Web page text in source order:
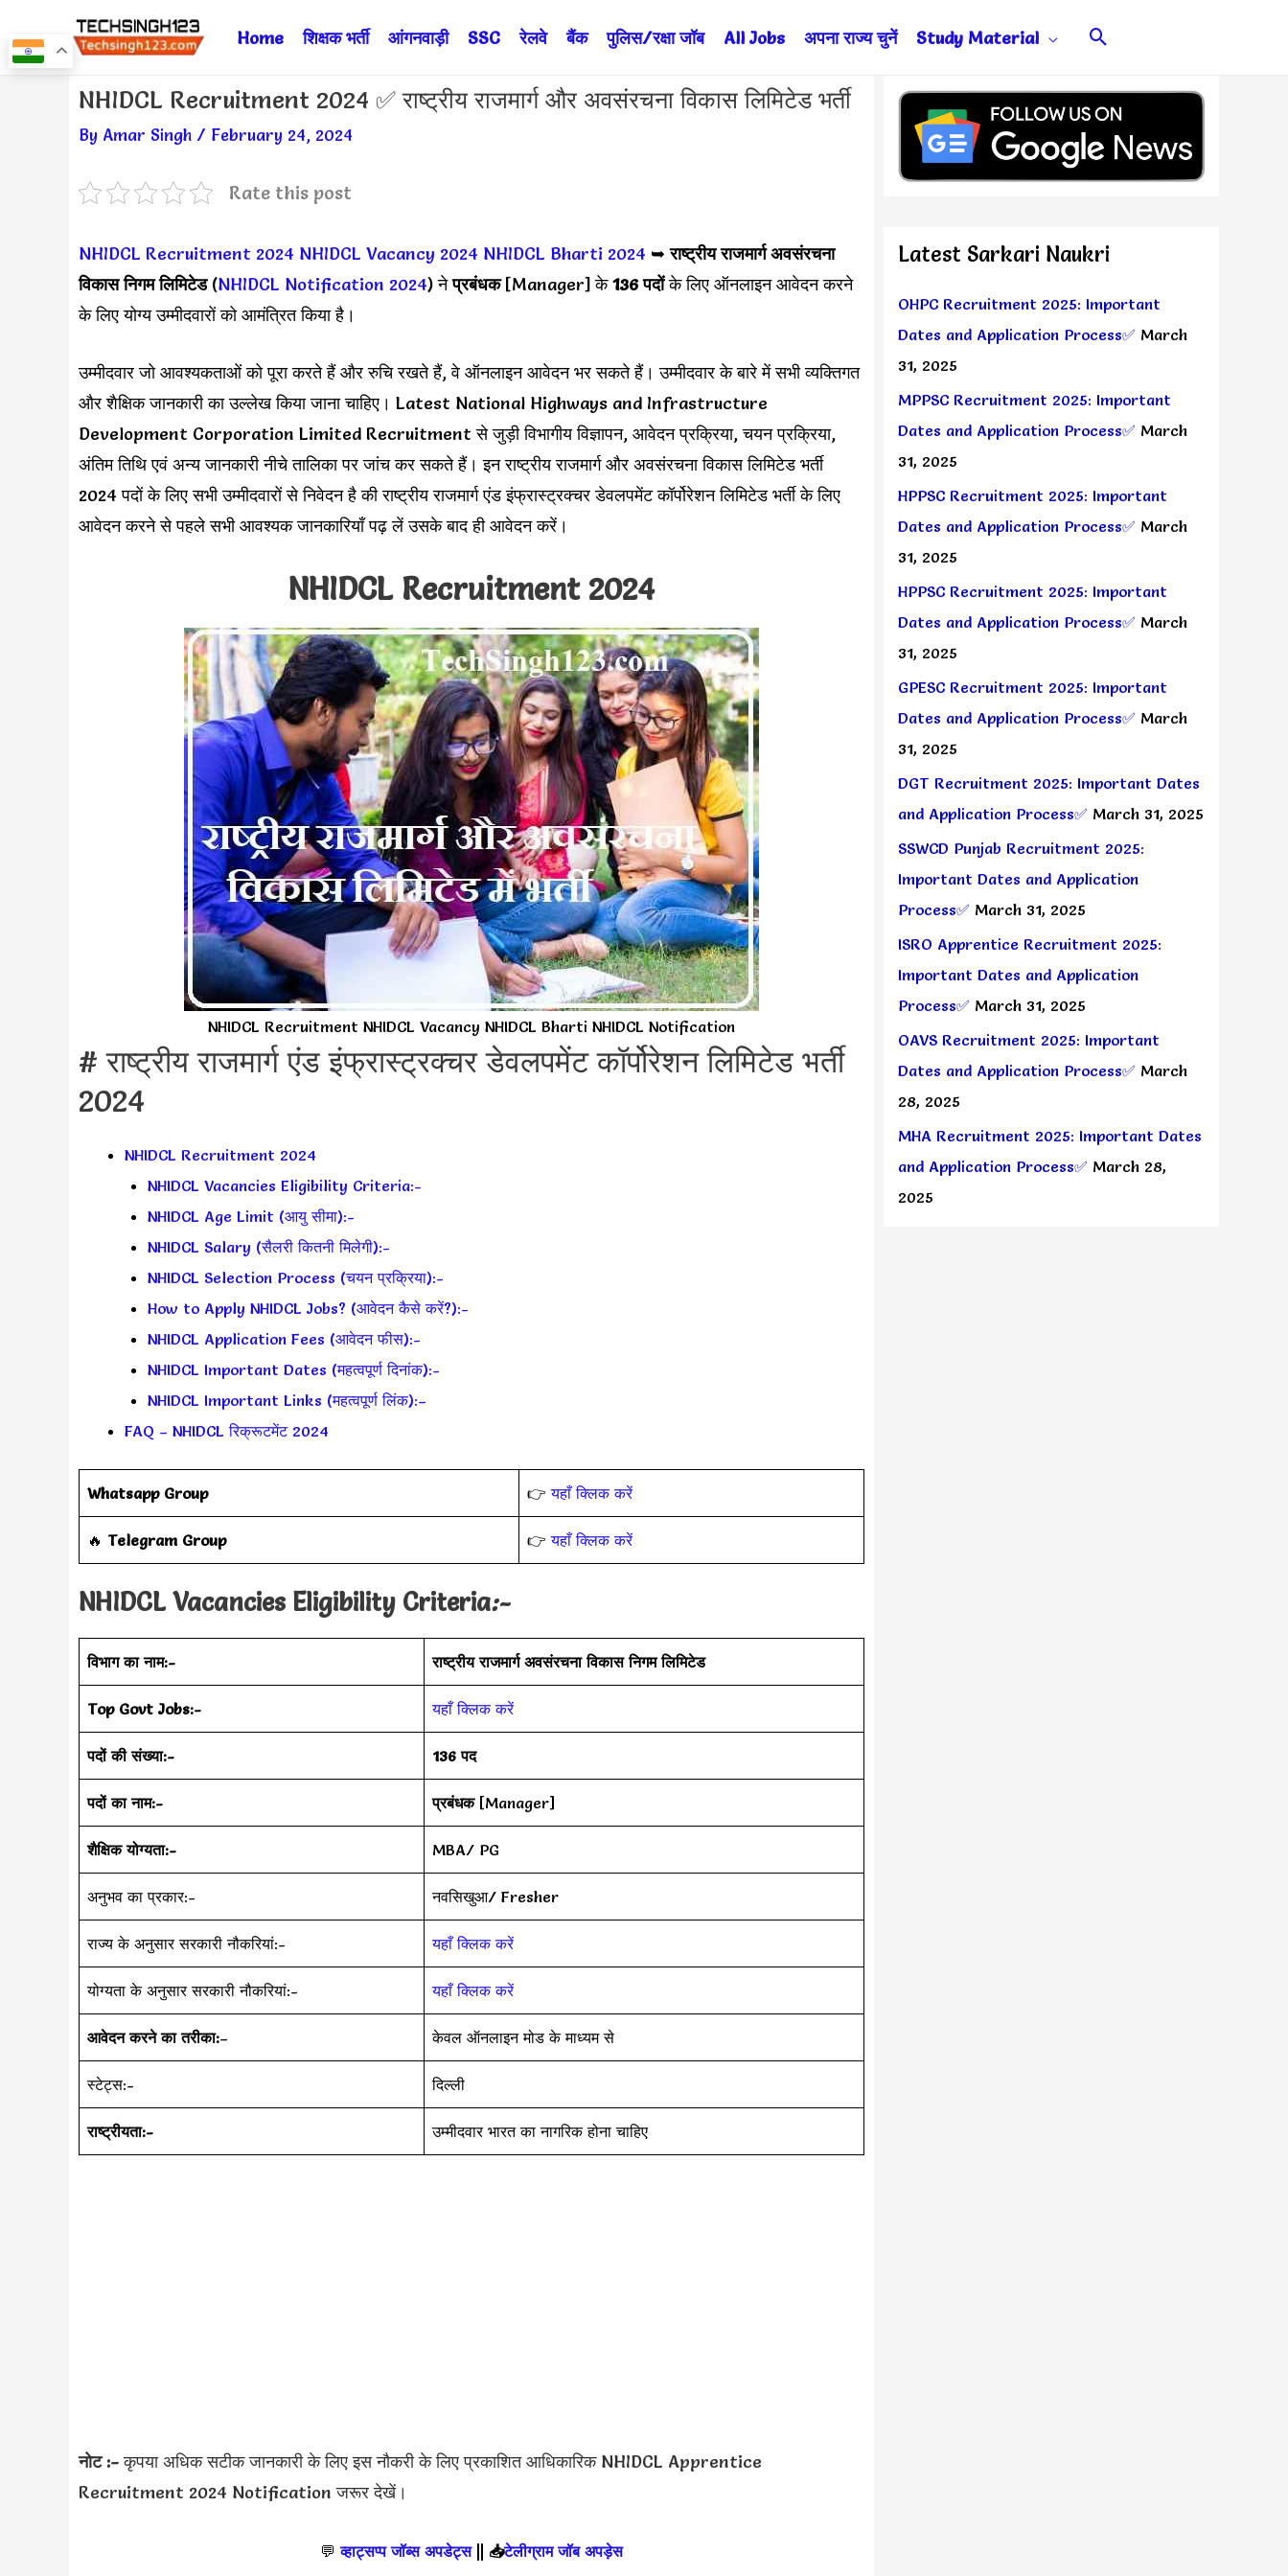
to
Home शिक्षक भर्ती आंगनवाड़ी SSC रेलवे बैंक पुलिस/रक्षा जॉब All Jobs अपना राज्य चुनें Study Material Search
NHIDCL Recruitment 2024 ✅ राष्ट्रीय राजमार्ग और अवसंरचना विकास लिमिटेड भर्ती
By Amar Singh / February 24, 2024
Rate this post
NHIDCL Recruitment 2024 NHIDCL Vacancy 2024 NHIDCL Bharti 2024 ➥राष्ट्रीय राजमार्ग अवसंरचना
विकास निगम लिमिटेड(NHIDCL Notification 2024) नेप्रबंधक[Manager] के136 पदोंके लिए ऑनलाइन आवेदन करने
के लिए योग्य उम्मीदवारों को आमंत्रित किया है।
उम्मीदवार जो आवश्यकताओं को पूरा करते हैं और रुचि रखते हैं, वे ऑनलाइन आवेदन भर सकते हैं। उम्मीदवार के बारे में सभी व्यक्तिगत
और शैक्षिक जानकारी का उल्लेख किया जाना चाहिए। Latest National Highways and Infrastructure
Development Corporation Limited Recruitment से जुड़ी विभागीय विज्ञापन, आवेदन प्रक्रिया, चयन प्रक्रिया,
अंतिम तिथि एवं अन्य जानकारी नीचे तालिका पर जांच कर सकते हैं। इन राष्ट्रीय राजमार्ग और अवसंरचना विकास लिमिटेड भर्ती
2024 पदों के लिए सभी उम्मीदवारों से निवेदन है की राष्ट्रीय राजमार्ग एंड इंफ्रास्ट्रक्चर डेवलपमेंट कॉर्पोरेशन लिमिटेड भर्ती के लिए
आवेदन करने से पहले सभी आवश्यक जानकारियाँ पढ़ लें उसके बाद ही आवेदन करें।
NHIDCL Recruitment 2024
NHIDCL Recruitment NHIDCL Vacancy NHIDCL Bharti NHIDCL Notification
# राष्ट्रीय राजमार्ग एंड इंफ्रास्ट्रक्चर डेवलपमेंट कॉर्पोरेशन लिमिटेड भर्ती
2024
NHIDCL Recruitment 2024
NHIDCL Vacancies Eligibility Criteria:-
NHIDCL Age Limit (आयु सीमा):-
NHIDCL Salary (सैलरी कितनी मिलेगी):-
NHIDCL Selection Process (चयन प्रक्रिया):-
How to Apply NHIDCL Jobs? (आवेदन कैसे करें?):-
NHIDCL Application Fees (आवेदन फीस):-
NHIDCL Important Dates (महत्वपूर्ण दिनांक):-
NHIDCL Important Links (महत्वपूर्ण लिंक):–
FAQ – NHIDCL रिक्रूटमेंट 2024
Whatsapp Group 👉यहाँ क्लिक करें
‎️‍🔥 Telegram Group 👉यहाँ क्लिक करें
NHIDCL Vacancies Eligibility Criteria:-
विभाग का नाम:- राष्ट्रीय राजमार्ग अवसंरचना विकास निगम लिमिटेड
Top Govt Jobs:- यहाँ क्लिक करें
पदों की संख्या:- 136 पद
पदों का नाम:- प्रबंधक[Manager]
शैक्षिक योग्यता:- MBA/ PG
अनुभव का प्रकार:- नवसिखुआ/ Fresher
राज्य के अनुसार सरकारी नौकरियां:- यहाँ क्लिक करें
योग्यता के अनुसार सरकारी नौकरियां:- यहाँ क्लिक करें
आवेदन करने का तरीका:– केवल ऑनलाइन मोड के माध्यम से
स्टेट्स:- दिल्ली
राष्ट्रीयता:- उम्मीदवार भारत का नागरिक होना चाहिए
नोट :-कृपया अधिक सटीक जानकारी के लिए इस नौकरी के लिए प्रकाशित आधिकारिक NHIDCL Apprentice
Recruitment 2024 Notification जरूर देखें।
💬 व्हाट्सप्प जॉब्स अपडेट्स|| 📥टेलीग्राम जॉब अपड़ेस
Post
Latest Sarkari Naukri
OHPC Recruitment 2025: Important
Dates and Application Process✅ March
31, 2025
MPPSC Recruitment 2025: Important
Dates and Application Process✅ March
31, 2025
HPPSC Recruitment 2025: Important
Dates and Application Process✅ March
31, 2025
HPPSC Recruitment 2025: Important
Dates and Application Process✅ March
31, 2025
GPESC Recruitment 2025: Important
Dates and Application Process✅ March
31, 2025
DGT Recruitment 2025: Important Dates
and Application Process✅ March 31, 2025
SSWCD Punjab Recruitment 2025:
Important Dates and Application
Process✅ March 31, 2025
ISRO Apprentice Recruitment 2025:
Important Dates and Application
Process✅ March 31, 2025
OAVS Recruitment 2025: Important
Dates and Application Process✅ March
28, 2025
MHA Recruitment 2025: Important Dates
and Application Process✅ March 28,
2025